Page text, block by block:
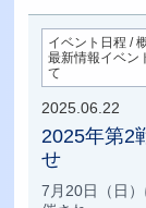
イベント日程 /
最新情報イベン
て
2025.06.22
2025年第2
せ
7月20日（日